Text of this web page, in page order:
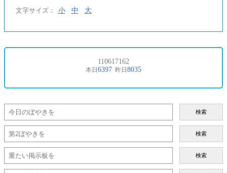
文字サイズ： 小 中 大
検索
検索
検索